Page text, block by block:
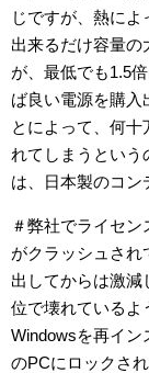
じですが、熱によ
出来るだけ容量の
が、最低でも1.5
ば良い電源を購入
とによって、何
れてしまうという
は、日本製のコン
＃弊社でライセ
がクラッシュされ
出してからは激
位で壊れているよ
Windowsを再イ
のPCにロックさ